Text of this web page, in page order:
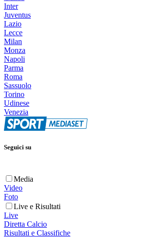
Inter
Juventus
Lazio
Lecce
Milan
Monza
Napoli
Parma
Roma
Sassuolo
Torino
Udinese
Venezia
Seguici su
Media
Video
Foto
Live e Risultati
Live
Diretta Calcio
Risultati e Classifiche